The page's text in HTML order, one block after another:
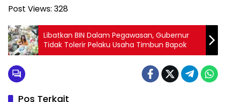
Post Views: 328
Libatkan BIN Dalam Pegawasan, Gubernur
Tidak Tolerir Pelaku Usaha Timbun Bapok
Pos Terkait